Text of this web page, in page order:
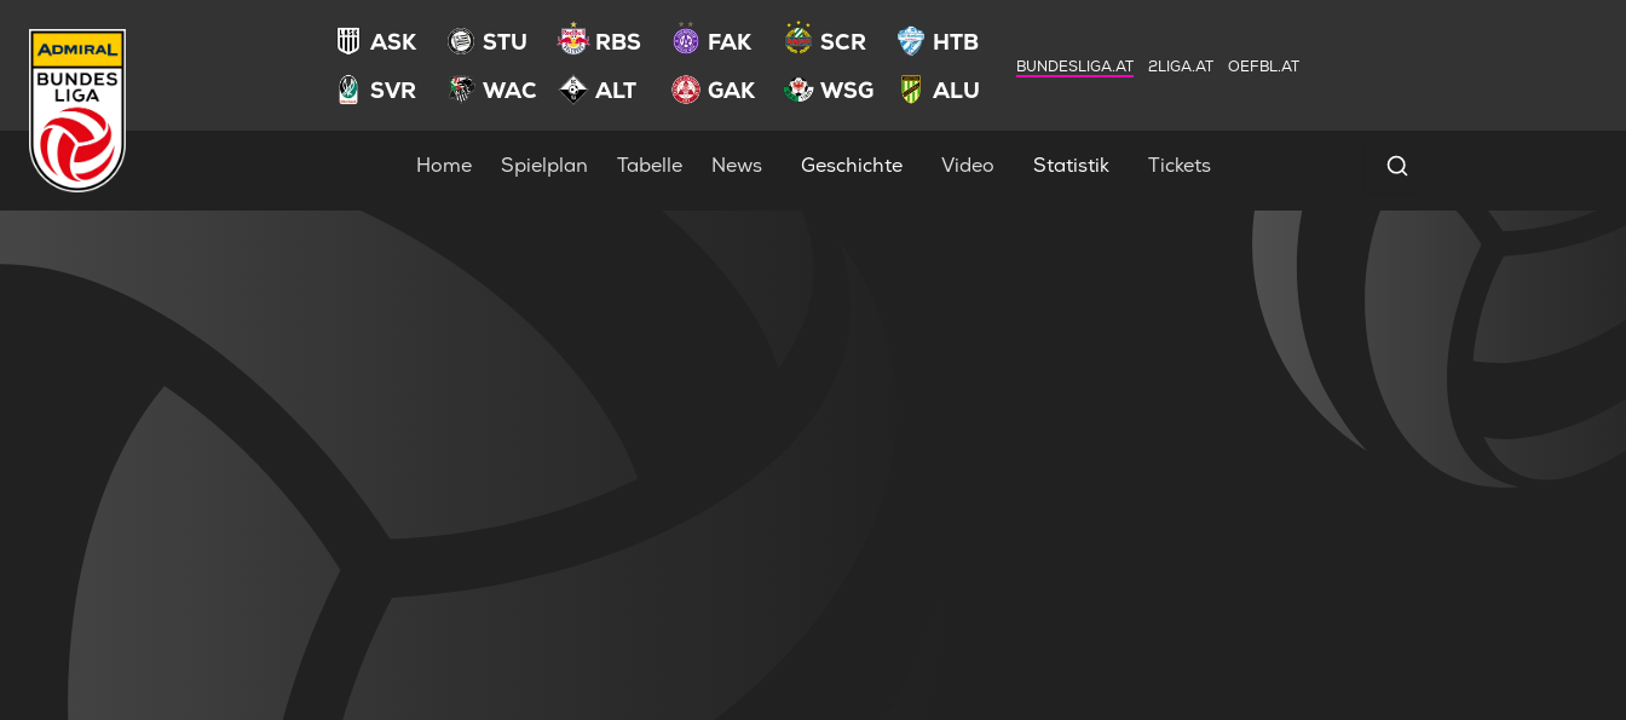
ASK STU RBS FAK SCR
HTB
SVR
WAC ALT GAK WSG ALU
BUNDESLIGA.AT 2LIGA.AT OEFBL.AT
Home Spielplan Tabelle News Geschichte Video Statistik Tickets Spielersuche